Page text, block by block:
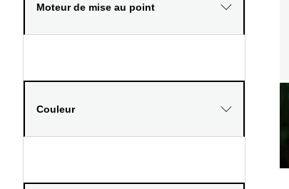
Moteur de mise au point
Couleur